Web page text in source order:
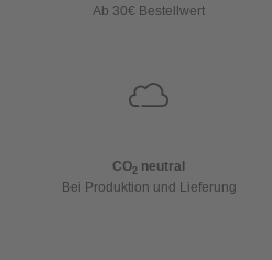
Ab 30€ Bestellwert
CO2 neutral
Bei Produktion und Lieferung